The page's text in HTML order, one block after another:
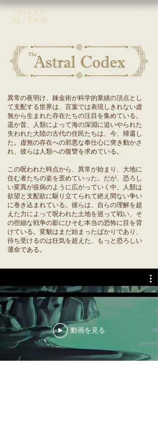
異常の夜明け、錬金術が科学的業績の頂点とし
て支配する世界は、言葉では表現しきれない虚
無から生まれた存在たちの注目を集めている。
遥か昔、人類によって海の深淵に追いやられた
失われた大陸の古代の住民たちは、今、帰還し
た。虚無の存在への邪悪な奉仕心に突き動かさ
れ、彼らは人類への復讐を求めている。
この呪われた時点から、異常が始まり、大地に
住む者たちの姿を歪めていった。だが、恐ろし
い変異が疫病のように広がっていく中、人類は
欲望と支配欲に駆り立てられて絶え間ない争い
に巻き込まれている。彼らは、自らの理解を超
えた力によって呪われた土地を巡って戦い、そ
の些細な戦争の影にひそむ本当の恐怖に目を背
けている。変貌はまだ始まったばかりであり、
待ち受けるのは狂気を超えた、もっと恐ろしい
運命である。
動画を見る